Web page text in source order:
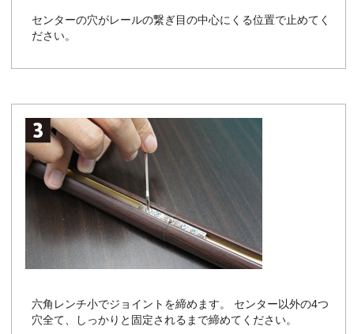
センターの穴がレールの繋ぎ目の中心にくる位置で止めてく
ださい。
六角レンチ小でジョイントを締めます。 センター以外の4つ
穴全て、しっかりと固定されるまで締めてください。